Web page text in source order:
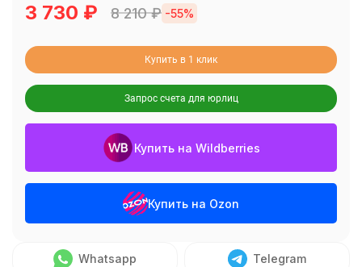
3 730 ₽ 8 210₽ -55%
Купить в 1 клик
Запрос счета для юрлиц
Купить на Wildberries
Купить на Ozon
Whatsapp Telegram